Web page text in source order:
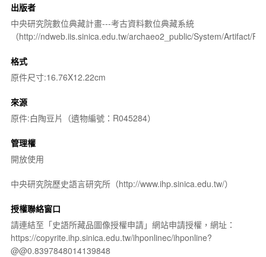
出版者
中央研究院數位典藏計畫---考古資料數位典藏系統
（http://ndweb.iis.sinica.edu.tw/archaeo2_public/System/Artifact/
格式
原件尺寸:16.76X12.22cm
來源
原件:白陶豆片（遺物編號：R045284）
管理權
開放使用
中央研究院歷史語言研究所（http://www.ihp.sinica.edu.tw/）
授權聯絡窗口
請連結至「史語所藏品圖像授權申請」網站申請授權，網址：
https://copyrite.ihp.sinica.edu.tw/ihponlinec/ihponline?
@@0.8397848014139848